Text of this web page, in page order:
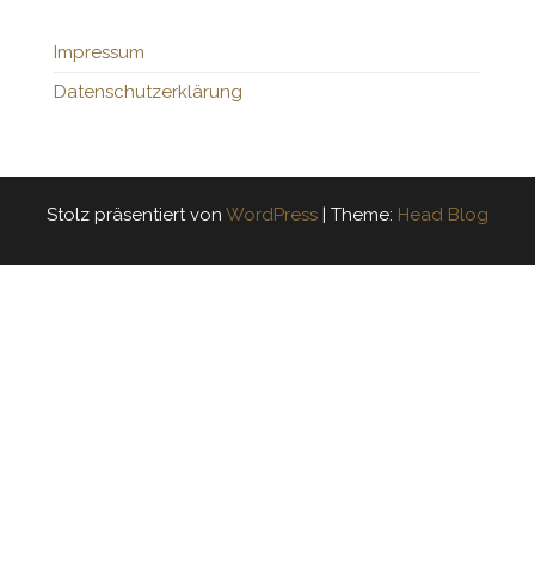
Impressum
Datenschutzerklärung
Stolz präsentiert von WordPress Theme: Head Blog